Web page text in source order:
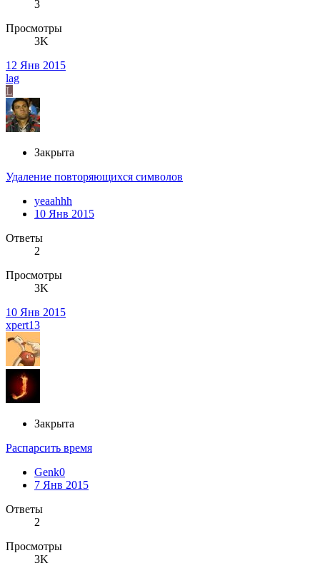
3
Просмотры
3K
12 Янв 2015
lag
L
Закрыта
Удаление повторяющихся символов
yeaahhh
10 Янв 2015
Ответы
2
Просмотры
3K
10 Янв 2015
xpert13
Закрыта
Распарсить время
Genk0
7 Янв 2015
Ответы
2
Просмотры
3K